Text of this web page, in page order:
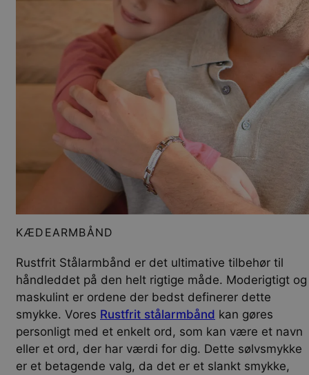
KÆDEARMBÅND
Rustfrit Stålarmbånd er det ultimative tilbehør til
håndleddet på den helt rigtige måde. Moderigtigt og
maskulint er ordene der bedst definerer dette
smykke. Vores Rustfrit stålarmbånd kan gøres
personligt med et enkelt ord, som kan være et navn
eller et ord, der har værdi for dig. Dette sølvsmykke
er et betagende valg, da det er et slankt smykke,